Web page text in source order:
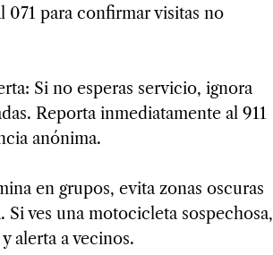
071 para confirmar visitas no
Si no esperas servicio, ignora
Reporta inmediatamente al 911
anónima.
en grupos, evita zonas oscuras
Si ves una motocicleta sospechosa,
alerta a vecinos.